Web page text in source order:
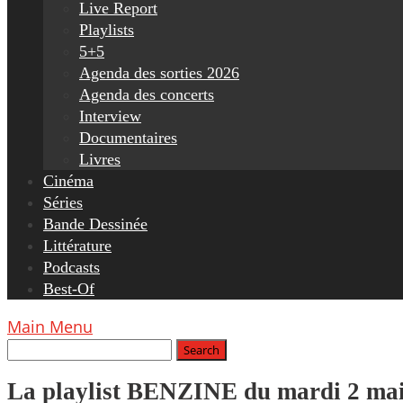
Live Report
Playlists
5+5
Agenda des sorties 2026
Agenda des concerts
Interview
Documentaires
Livres
Cinéma
Séries
Bande Dessinée
Littérature
Podcasts
Best-Of
Main Menu
La playlist BENZINE du mardi 2